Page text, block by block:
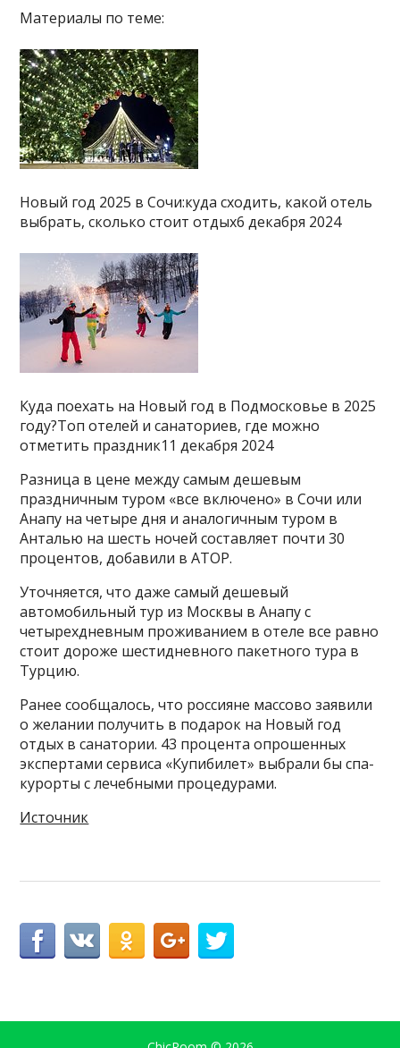
Материалы по теме:
Новый год 2025 в Сочи:куда сходить, какой отель
выбрать, сколько стоит отдых6 декабря 2024
Куда поехать на Новый год в Подмосковье в 2025
году?Топ отелей и санаториев, где можно
отметить праздник11 декабря 2024
Разница в цене между самым дешевым
праздничным туром «все включено» в Сочи или
Анапу на четыре дня и аналогичным туром в
Анталью на шесть ночей составляет почти 30
процентов, добавили в АТОР.
Уточняется, что даже самый дешевый
автомобильный тур из Москвы в Анапу с
четырехдневным проживанием в отеле все равно
стоит дороже шестидневного пакетного тура в
Турцию.
Ранее сообщалось, что россияне массово заявили
о желании получить в подарок на Новый год
отдых в санатории. 43 процента опрошенных
экспертами сервиса «Купибилет» выбрали бы спа-
курорты с лечебными процедурами.
Источник